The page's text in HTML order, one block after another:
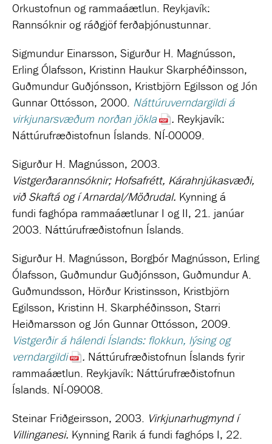
Orkustofnun og rammaáætlun. Reykjavík:
Rannsóknir og ráðgjöf ferðaþjónustunnar.
Sigmundur Einarsson, Sigurður H. Magnússon,
Erling Ólafsson, Kristinn Haukur Skarphéðinsson,
Guðmundur Guðjónsson, Kristbjörn Egilsson og Jón
Gunnar Ottósson, 2000. Náttúruverndargildi á
virkjunarsvæðum norðan jökla
. Reykjavík:
Náttúrufræðistofnun Íslands. NÍ-00009.
Sigurður H. Magnússon, 2003.
Vistgerðarannsóknir; Hofsafrétt, Kárahnjúkasvæði,
við Skaftá og í Arnardal/Möðrudal. Kynning á
fundi faghópa rammaáætlunar I og II, 21. janúar
2003. Náttúrufræðistofnun Íslands.
Sigurður H. Magnússon, Borgþór Magnússon, Erling
Ólafsson, Guðmundur Guðjónsson, Guðmundur A.
Guðmundsson, Hörður Kristinsson, Kristbjörn
Egilsson, Kristinn H. Skarphéðinsson, Starri
Heiðmarsson og Jón Gunnar Ottósson, 2009.
Vistgerðir á hálendi Íslands: flokkun, lýsing og
verndargildi
. Náttúrufræðistofnun Íslands fyrir
rammaáætlun. Reykjavík: Náttúrufræðistofnun
Íslands. NÍ-09008.
Steinar Friðgeirsson, 2003. Virkjunarhugmynd í
Villinganesi. Kynning Rarik á fundi faghóps I, 22.